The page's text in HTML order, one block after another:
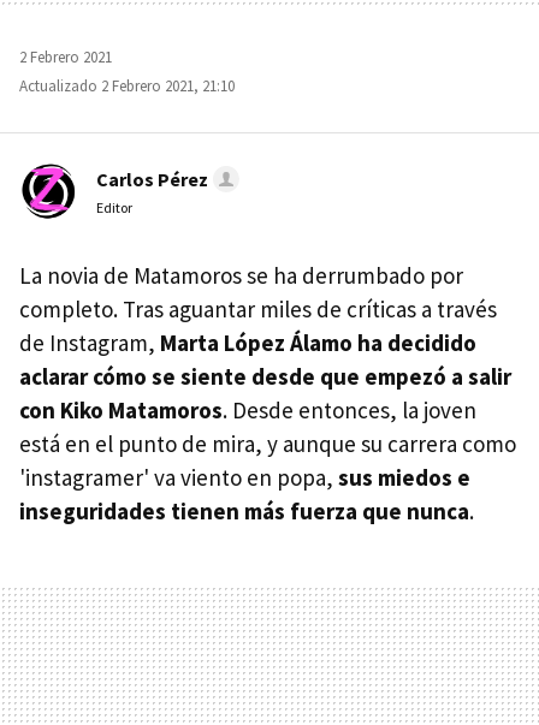
2 Febrero 2021
Actualizado 2 Febrero 2021, 21:10
Carlos Pérez
Editor
La novia de Matamoros se ha derrumbado por
completo. Tras aguantar miles de críticas a través
de Instagram, Marta López Álamo ha decidido
aclarar cómo se siente desde que empezó a salir
con Kiko Matamoros. Desde entonces, la joven
está en el punto de mira, y aunque su carrera como
'instagramer' va viento en popa, sus miedos e
inseguridades tienen más fuerza que nunca.